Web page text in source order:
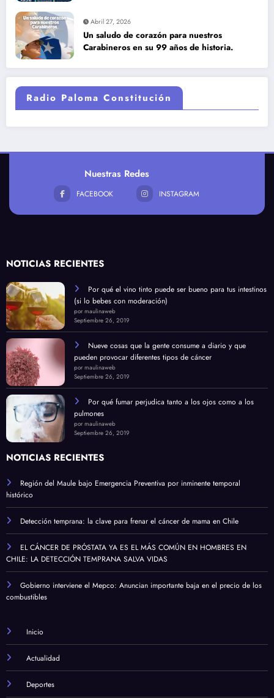
Abril 27, 2026
Un saludo de corazón para nuestros
Carabineros en su 99 años de historia.
Radio Paloma Constitución
Nuestras Redes
FACEBOOK INSTAGRAM
NOTICIAS RECIENTES
Por qué el vino tinto puede ser bueno para tus intestinos
(si lo bebes con moderación)
por maulinaweb
Septiembre 26, 2019
Nueve cosas que la gente consume a diario y que
pueden provocar diferentes tipos de cáncer
por maulinaweb
Septiembre 26, 2019
Por qué fumar perjudica tanto a los ojos como a los
pulmones
por maulinaweb
Septiembre 26, 2019
NOTICIAS RECIENTES
Región del Maule bajo Emergencia Preventiva por inminente temporal
histórico
Detección temprana: la clave para frenar el cáncer de mama en Chile
EL CÁNCER DE PRÓSTATA YA ES EL MÁS COMÚN EN HOMBRES EN
CHILE: LA DETECCIÓN TEMPRANA SALVA VIDAS
Gobierno interviene el Mepco: Anuncian importante baja en el precio de los
combustibles
Inicio
Actualidad
Deportes